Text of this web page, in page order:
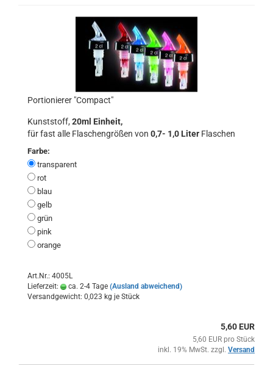
Portionierer "Compact"
Kunststoff, 20ml Einheit,
für fast alle Flaschengrößen von 0,7- 1,0 Liter Flaschen
Farbe:
transparent
rot
blau
gelb
grün
pink
orange
Art.Nr.: 4005L
Lieferzeit:
ca. 2-4 Tage (Ausland abweichend)
Versandgewicht: 0,023 kg je Stück
5,60 EUR
5,60 EUR pro Stück
inkl. 19% MwSt. zzgl. Versand